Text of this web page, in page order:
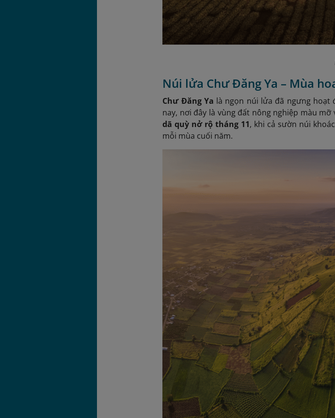
Núi lửa Chư Đăng Ya – Mùa
Chư Đăng Ya là ngọn núi lửa đã ngưng hoạt
nay, nơi đây là vùng đất nông nghiệp màu
dã quỳ nở rộ tháng 11, khi cả sườn núi
mỗi mùa cuối năm.